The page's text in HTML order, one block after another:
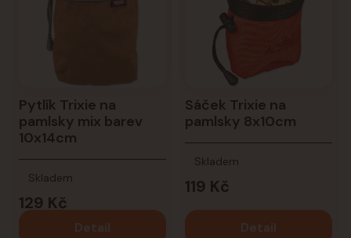
Pytlík Trixie na
pamlsky mix barev
10x14cm
129 Kč
Skladem
Detail
Sáček Trixie na
pamlsky 8x10cm
119 Kč
Skladem
Detail